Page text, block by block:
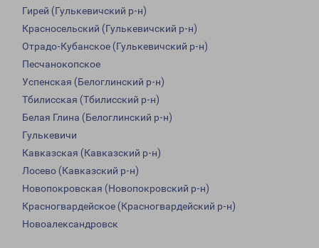
Гирей (Гулькевичский р-н)
Красносельский (Гулькевичский р-н)
Отрадо-Кубанское (Гулькевичский р-н)
Песчанокопское
Успенская (Белоглинский р-н)
Тбилисская (Тбилисский р-н)
Белая Глина (Белоглинский р-н)
Гулькевичи
Кавказская (Кавказский р-н)
Лосево (Кавказский р-н)
Новопокровская (Новопокровский р-н)
Красногвардейское (Красногвардейский р-н)
Новоалександровск